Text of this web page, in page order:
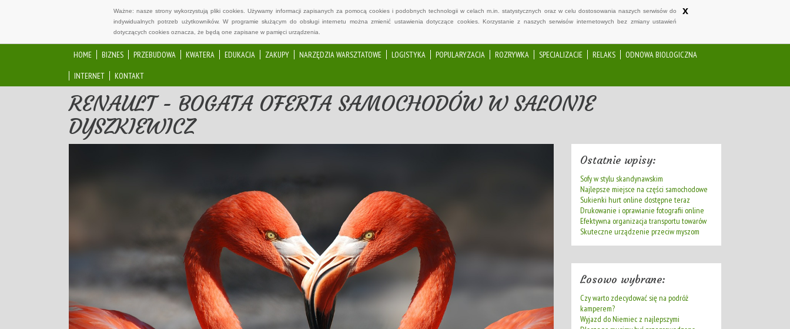
Ważne: nasze strony wykorzystują pliki cookies. Używamy informacji zapisanych za pomocą cookies i podobnych technologii w celach m.in. statystycznych oraz w celu dostosowania naszych serwisów do
indywidualnych potrzeb użytkowników. W programie służącym do obsługi internetu można zmienić ustawienia dotyczące cookies. Korzystanie z naszych serwisów internetowych bez zmiany ustawień
dotyczących cookies oznacza, że będą one zapisane w pamięci urządzenia.
x
HOME BIZNES PRZEBUDOWA KWATERA EDUKACJA ZAKUPY NARZĘDZIA WARSZTATOWE LOGISTYKA POPULARYZACJA ROZRYWKA SPECJALIZACJE RELAKS
ODNOWA BIOLOGICZNA
INTERNET
KONTAKT
RENAULT - BOGATA OFERTA SAMOCHODÓW W SALONIE
DYSZKIEWICZ
Ostatnie wpisy:
Sofy w stylu skandynawskim
Najlepsze miejsce na części samochodowe
Sukienki hurt online dostępne teraz
Drukowanie i oprawianie fotografii online
Efektywna organizacja transportu towarów
Skuteczne urządzenie przeciw myszom
Losowo wybrane:
Czy warto zdecydować się na podróż
kamperem?
Wyjazd do Niemiec z najlepszymi